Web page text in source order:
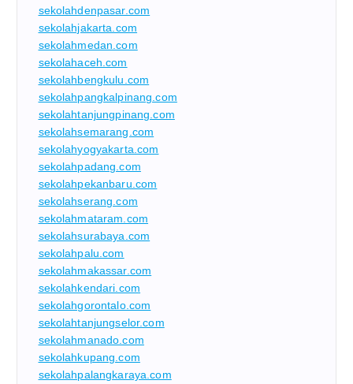
sekolahdenpasar.com
sekolahjakarta.com
sekolahmedan.com
sekolahaceh.com
sekolahbengkulu.com
sekolahpangkalpinang.com
sekolahtanjungpinang.com
sekolahsemarang.com
sekolahyogyakarta.com
sekolahpadang.com
sekolahpekanbaru.com
sekolahserang.com
sekolahmataram.com
sekolahsurabaya.com
sekolahpalu.com
sekolahmakassar.com
sekolahkendari.com
sekolahgorontalo.com
sekolahtanjungselor.com
sekolahmanado.com
sekolahkupang.com
sekolahpalangkaraya.com